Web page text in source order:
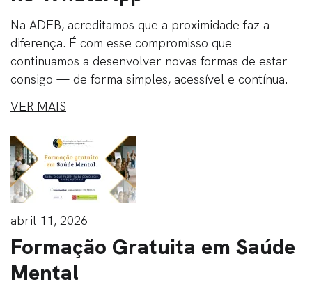
Na ADEB, acreditamos que a proximidade faz a
diferença. É com esse compromisso que
continuamos a desenvolver novas formas de estar
consigo — de forma simples, acessível e contínua.
VER MAIS
abril 11, 2026
Formação Gratuita em Saúde
Mental